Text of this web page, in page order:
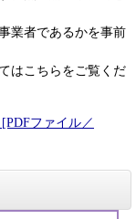
業者であるかを事前
はこちらをご覧くだ
ファイル／